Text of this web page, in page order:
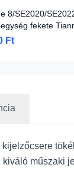
8/SE2020/
fekete
Ft
műszaki